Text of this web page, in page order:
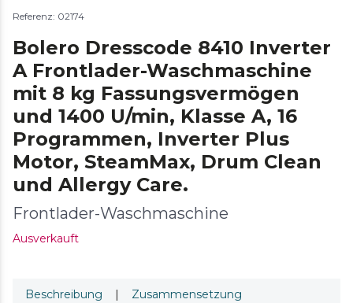
Referenz: 02174
Bolero Dresscode 8410 Inverter
A Frontlader-Waschmaschine
mit 8 kg Fassungsvermögen
und 1400 U/min, Klasse A, 16
Programmen, Inverter Plus
Motor, SteamMax, Drum Clean
und Allergy Care.
Frontlader-Waschmaschine
Ausverkauft
Beschreibung | Zusammensetzung